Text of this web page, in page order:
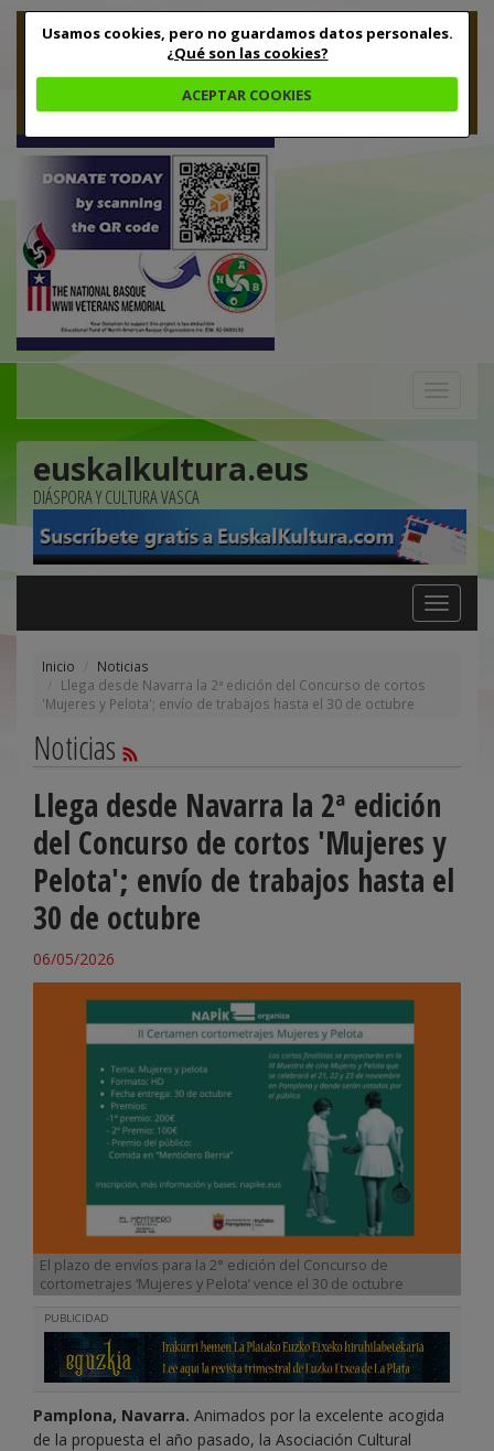
Usamos cookies, pero no guardamos datos personales.
¿Qué son las cookies?
ACEPTAR COOKIES
euskalkultura.eus
DIÁSPORA Y CULTURA VASCA
Toggle
navigation
Inicio
Noticias
Llega desde Navarra la 2ª edición del Concurso de cortos
'Mujeres y Pelota'; envío de trabajos hasta el 30 de octubre
Noticias
Llega desde Navarra la 2ª edición
del Concurso de cortos 'Mujeres y
Pelota'; envío de trabajos hasta el
30 de octubre
06/05/2026
El plazo de envíos para la 2° edición del Concurso de
cortometrajes ‘Mujeres y Pelota’ vence el 30 de octubre
PUBLICIDAD
Pamplona, Navarra. Animados por la excelente acogida
de la propuesta el año pasado, la Asociación Cultural